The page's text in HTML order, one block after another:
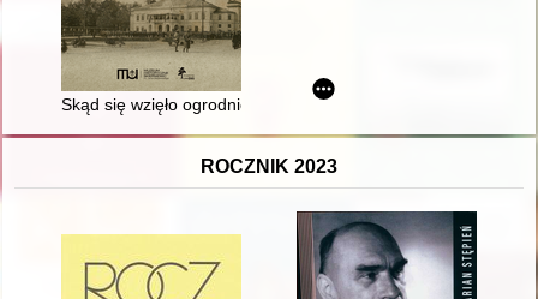
Skąd się wzięło ogrodnictwo w Skierniewicach, czyli historia
ROCZNIK 2023